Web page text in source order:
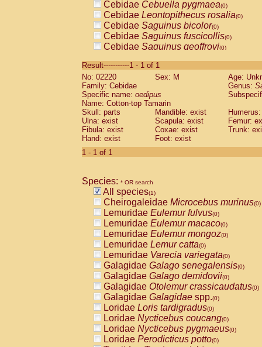
Cebidae Cebuella pygmaea(0)
Cebidae Leontopithecus rosalia(0)
Cebidae Saguinus bicolor(0)
Cebidae Saguinus fuscicollis(0)
Cebidae Saguinus geoffroyi(0)
CebidaeSaguinus labiatus(0)
Cebidae Saguinus leucopus (0)
Cebidae
CebidaeSaguinus mystax
Cebidae Saguinus nigricollis (0)
Cebidae Saguinus oedipus
Cebidae Saguinus weddelli
Cebidae Saguinusspp.
Cebidae
CebidaeCebus capucinus
CebidaeCebus nigrivittatus
CebidaeCebus spp.(0)
CebidaeSaimiri boliviensis(0)
CebidaeSaimiri sciureus(0)
AtelidaeAlouatta caraya(0)
AtelidaeAlouatta fusca(0)
AtelidaeAlouatta seniculus(0)
AtelidaeAlouattaspp.(0)
AtelidaeAteles belzebuth(0)
AtelidaeAteles geoffroyi(0)
AtelidaeAteles paniscus(0)
AtelidaeAtelesspp.(0)
AtelidaeLagothrix lagothricha(0)
AtelidaeLagothrix lagothricha cana
PitheciidaeCacajao calvus
Result-----------1 - 1 of 1
No: 02220
Sex: M
Age:
Family: Cebidae
Genus:
Specific name: oedipus
Name: Cotton-top Tamarin
Skull: parts
Mandible: exist
Ulna: exist
Scapula: exist
Femur:
Fibula: exist
Coxae: exist
Trunk:
Hand: exist
Foot: exist
1 - 1 of 1
Species: * OR search
All species(1)
Cheirogaleidae Microcebus murinus(0)
Lemuridae Eulemur fulvus(0)
Lemuridae Eulemur macaco(0)
Lemuridae Eulemur mongoz(0)
Lemuridae Lemur catta(0)
Lemuridae Varecia variegata(0)
Galagidae Galago senegalensis(0)
Galagidae Galago demidovii(0)
Galagidae Otolemur crassicaudatus(0)
Galagidae Galagidae spp.(0)
Loridae Loris tardigradus(0)
Loridae Nycticebus coucang(0)
Loridae Nycticebus pygmaeus(0)
Loridae Perodicticus potto(0)